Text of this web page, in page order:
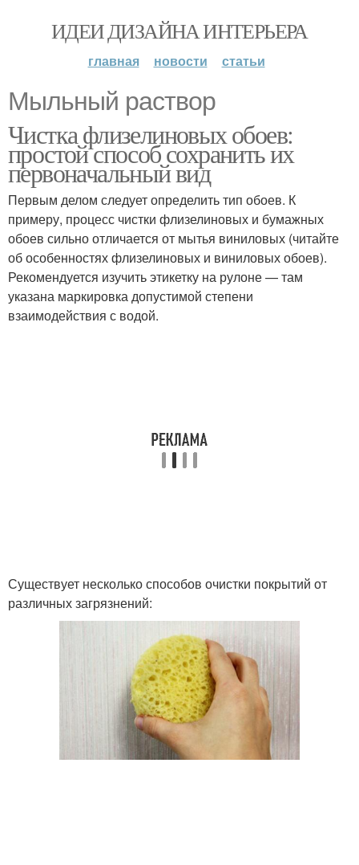
ИДЕИ ДИЗАЙНА ИНТЕРЬЕРА
главная новости статьи
Мыльный раствор
Чистка флизелиновых обоев:
простой способ сохранить их
первоначальный вид
Первым делом следует определить тип обоев. К
примеру, процесс чистки флизелиновых и бумажных
обоев сильно отличается от мытья виниловых (читайте
об особенностях флизелиновых и виниловых обоев).
Рекомендуется изучить этикетку на рулоне — там
указана маркировка допустимой степени
взаимодействия с водой.
Существует несколько способов очистки покрытий от
различных загрязнений: